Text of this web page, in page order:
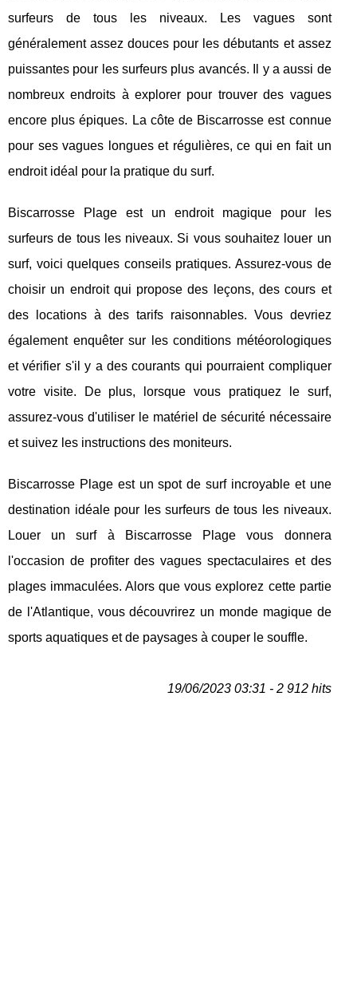
surfeurs de tous les niveaux. Les vagues sont
généralement assez douces pour les débutants et assez
puissantes pour les surfeurs plus avancés. Il y a aussi de
nombreux endroits à explorer pour trouver des vagues
encore plus épiques. La côte de Biscarrosse est connue
pour ses vagues longues et régulières, ce qui en fait un
endroit idéal pour la pratique du surf.
Biscarrosse Plage est un endroit magique pour les
surfeurs de tous les niveaux. Si vous souhaitez louer un
surf, voici quelques conseils pratiques. Assurez-vous de
choisir un endroit qui propose des leçons, des cours et
des locations à des tarifs raisonnables. Vous devriez
également enquêter sur les conditions météorologiques
et vérifier s'il y a des courants qui pourraient compliquer
votre visite. De plus, lorsque vous pratiquez le surf,
assurez-vous d'utiliser le matériel de sécurité nécessaire
et suivez les instructions des moniteurs.
Biscarrosse Plage est un spot de surf incroyable et une
destination idéale pour les surfeurs de tous les niveaux.
Louer un surf à Biscarrosse Plage vous donnera
l'occasion de profiter des vagues spectaculaires et des
plages immaculées. Alors que vous explorez cette partie
de l'Atlantique, vous découvrirez un monde magique de
sports aquatiques et de paysages à couper le souffle.
19/06/2023 03:31 - 2 912 hits